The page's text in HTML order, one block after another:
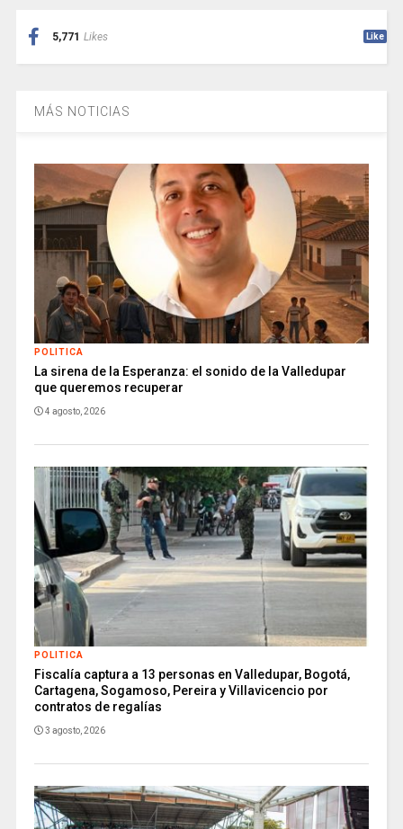
5,771 Likes Like
MÁS NOTICIAS
POLITICA
La sirena de la Esperanza: el sonido de la Valledupar
que queremos recuperar
4 agosto, 2026
POLITICA
Fiscalía captura a 13 personas en Valledupar, Bogotá,
Cartagena, Sogamoso, Pereira y Villavicencio por
contratos de regalías
3 agosto, 2026